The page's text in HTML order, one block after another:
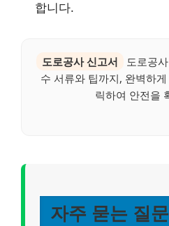
합니다.
도로공사 신고서
도로공
수 서류와 팁까지, 완벽하
릭하여 안전을
자주 묻는 질문